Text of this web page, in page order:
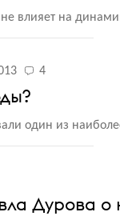
влияет на
4
один из
Дурова о